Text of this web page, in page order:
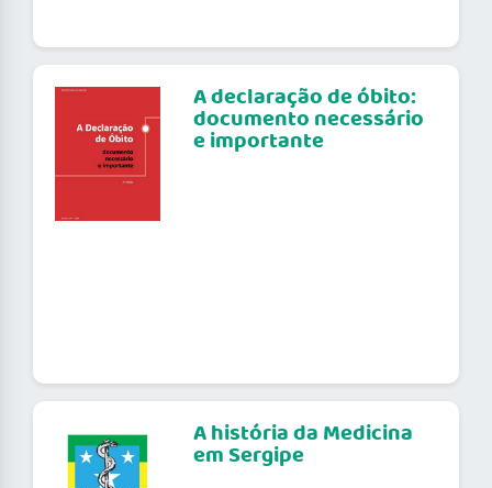
A declaração de óbito:
documento necessário
e importante
A história da Medicina
em Sergipe